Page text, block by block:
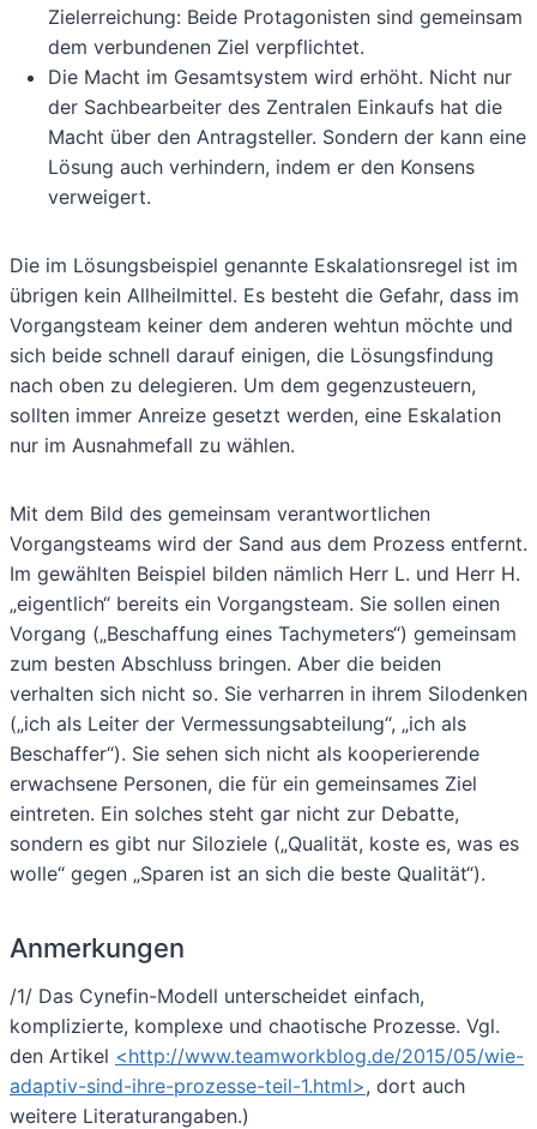
Zielerreichung: Beide Protagonisten sind gemeinsam
dem verbundenen Ziel verpflichtet.
Die Macht im Gesamtsystem wird erhöht. Nicht nur
der Sachbearbeiter des Zentralen Einkaufs hat die
Macht über den Antragsteller. Sondern der kann eine
Lösung auch verhindern, indem er den Konsens
verweigert.
Die im Lösungsbeispiel genannte Eskalationsregel ist im
übrigen kein Allheilmittel. Es besteht die Gefahr, dass im
Vorgangsteam keiner dem anderen wehtun möchte und
sich beide schnell darauf einigen, die Lösungsfindung
nach oben zu delegieren. Um dem gegenzusteuern,
sollten immer Anreize gesetzt werden, eine Eskalation
nur im Ausnahmefall zu wählen.
Mit dem Bild des gemeinsam verantwortlichen
Vorgangsteams wird der Sand aus dem Prozess entfernt.
Im gewählten Beispiel bilden nämlich Herr L. und Herr H.
„eigentlich“ bereits ein Vorgangsteam. Sie sollen einen
Vorgang („Beschaffung eines Tachymeters“) gemeinsam
zum besten Abschluss bringen. Aber die beiden
verhalten sich nicht so. Sie verharren in ihrem Silodenken
(„ich als Leiter der Vermessungsabteilung“, „ich als
Beschaffer“). Sie sehen sich nicht als kooperierende
erwachsene Personen, die für ein gemeinsames Ziel
eintreten. Ein solches steht gar nicht zur Debatte,
sondern es gibt nur Siloziele („Qualität, koste es, was es
wolle“ gegen „Sparen ist an sich die beste Qualität“).
Anmerkungen
/1/ Das Cynefin-Modell unterscheidet einfach,
komplizierte, komplexe und chaotische Prozesse. Vgl.
den Artikel <http://www.teamworkblog.de/2015/05/wie-
adaptiv-sind-ihre-prozesse-teil-1.html>, dort auch
weitere Literaturangaben.)